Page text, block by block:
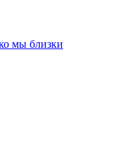
мы близки